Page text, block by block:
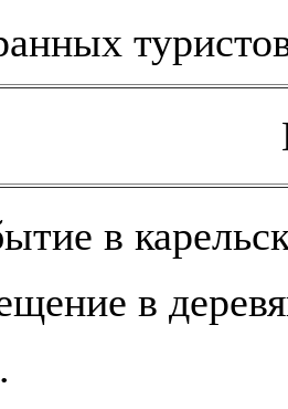
в
в